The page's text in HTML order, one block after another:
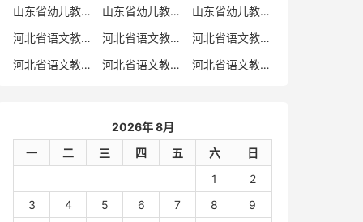
山东省幼儿教师招聘考试真题卷
山东省幼儿教师编制考试真题
山东省幼儿教师编制考试真题卷
河北省语文教师招聘
河北省语文教师招聘考试真题
河北省语文教师招聘考试真题卷
河北省语文教师编制考试真题
河北省语文教师编制考试真题卷 河北省语文教师考试
2026年 8月
一
二 三 四 五 六
日
1
2
3
4 5 6 7 8
9